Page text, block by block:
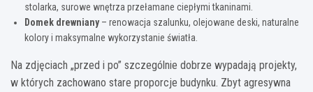
stolarka, surowe wnętrza przełamane ciepłymi tkaninami.
Domek drewniany– renowacja szalunku, olejowane deski, naturalne
kolory i maksymalne wykorzystanie światła.
Na zdjęciach „przed i po” szczególnie dobrze wypadają projekty,
w których zachowano stare proporcje budynku. Zbyt agresywna